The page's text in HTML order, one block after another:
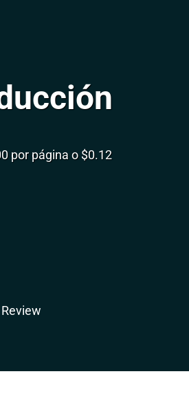
por página o $0.12